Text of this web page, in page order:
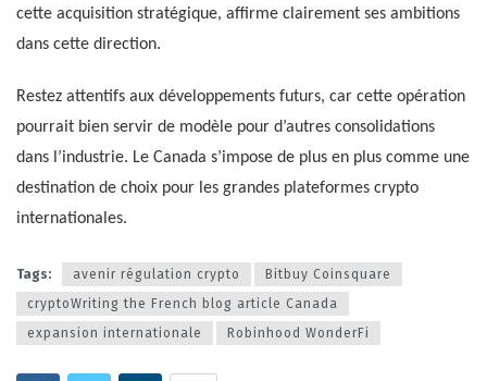
cette acquisition stratégique, affirme clairement ses ambitions
dans cette direction.
Restez attentifs aux développements futurs, car cette opération
pourrait bien servir de modèle pour d’autres consolidations
dans l’industrie. Le Canada s’impose de plus en plus comme une
destination de choix pour les grandes plateformes crypto
internationales.
Tags: avenir régulation crypto
Bitbuy Coinsquare
cryptoWriting the French blog article Canada
expansion internationale
Robinhood WonderFi